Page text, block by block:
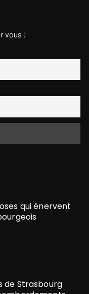
vous !
qui énervent
de Strasbourg